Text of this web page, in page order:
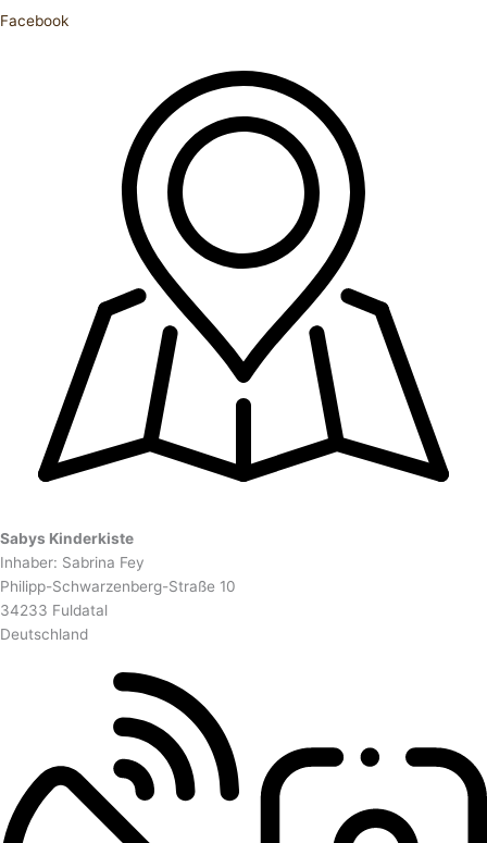
Facebook
Sabys Kinderkiste
Inhaber: Sabrina Fey
Philipp-Schwarzenberg-Straße 10
34233 Fuldatal
Deutschland